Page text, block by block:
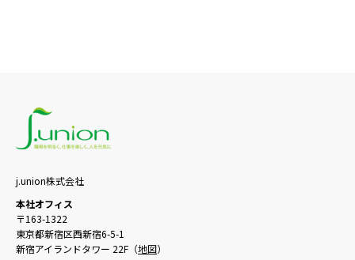
j.union株式会社
本社オフィス
〒163-1322
東京都新宿区西新宿6-5-1
新宿アイランドタワー 22F（地図）